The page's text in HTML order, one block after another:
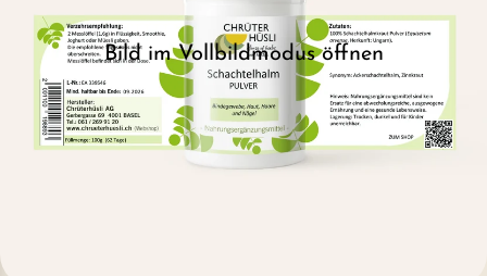
Bild im Vollbildmodus öffnen